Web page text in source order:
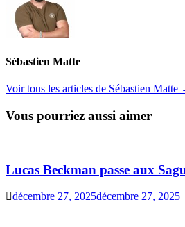
Sébastien Matte
Voir tous les articles de Sébastien Matte
Vous pourriez aussi aimer
Lucas Beckman passe aux
décembre 27, 2025décembre 27, 2025